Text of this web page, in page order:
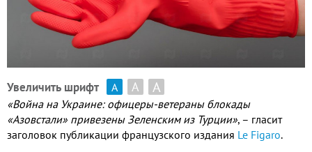
Увеличить шрифт А А А
«Война на Украине: офицеры-ветераны блокады
«Азовстали» привезены Зеленским из Турции», – гласит
заголовок публикации французского издания Le Figaro.